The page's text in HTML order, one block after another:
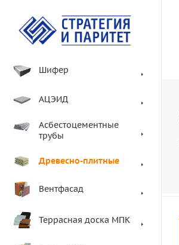
Шифер
АЦЭИД
Асбестоцементные
трубы
Древесно-плитные
Вентфасад
Террасная доска МПК